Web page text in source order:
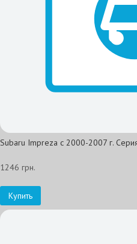
Subaru Impreza с 2000-2007 г.
1246 грн.
Купить